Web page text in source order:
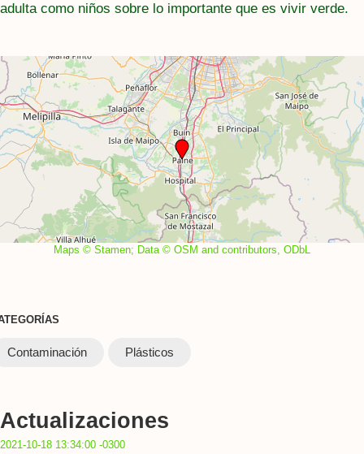
adulta como niños sobre lo importante que es vivir verde.
Maps © Stamen; Data © OSM and contributors, ODbL
Contaminación Plásticos
Actualizaciones
2021-10-18 13:34:00 -0300